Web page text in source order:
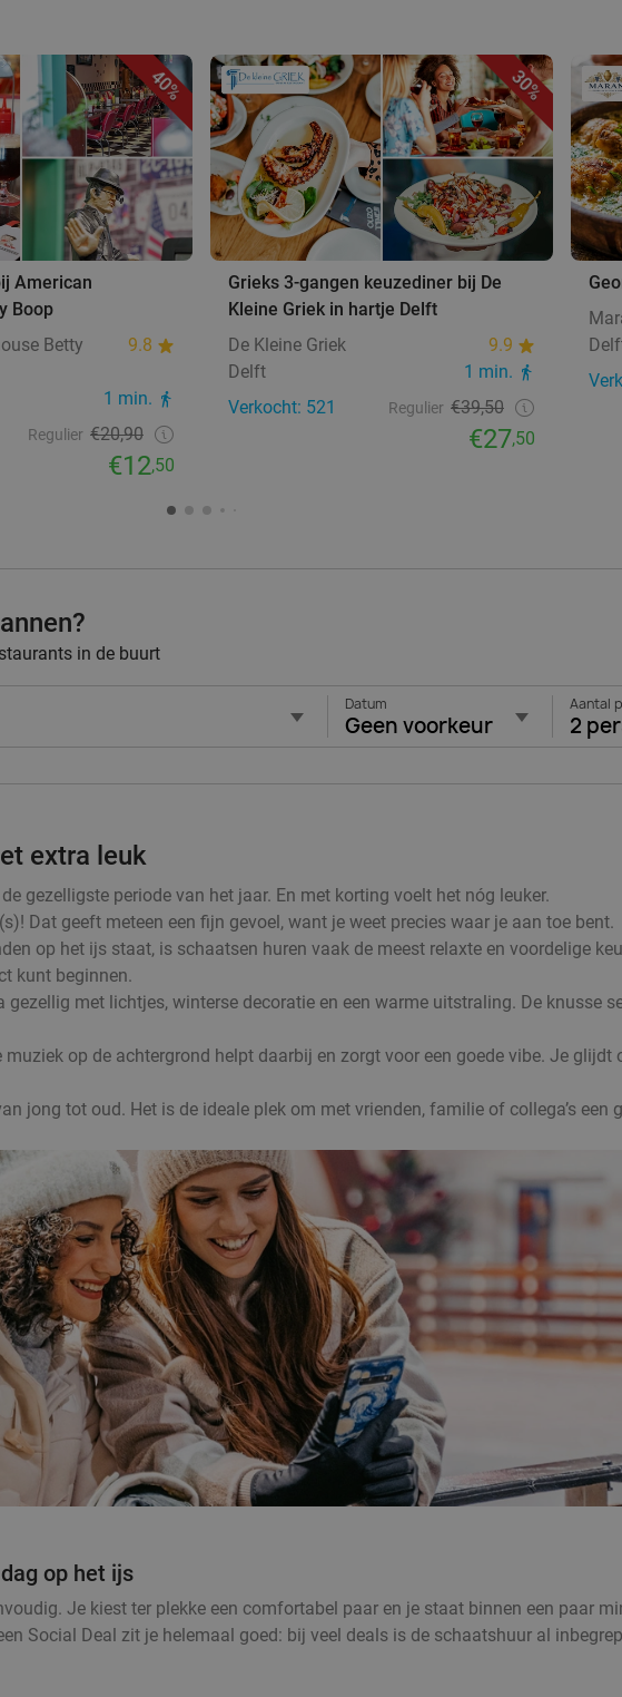
40%
American
Boop
Betty
9.8
1 min.
Regulier €20,90
€12,50
30%
Grieks 3-gangen keuzediner bij De
Kleine Griek in hartje Delft
De Kleine Griek
9.9
Delft
1 min.
Verkocht: 521
Regulier €39,50
€27,50
in de buurt
Datum
Geen voorkeur
Aantal
2
extra leuk
gezelligste periode van het jaar. En met korting voelt het nóg leuker.
Dat geeft meteen een fijn gevoel, want je weet precies waar je aan toe bent.
op het ijs staat, is schaatsen huren vaak de meest relaxte en voordelige
kunt beginnen.
met lichtjes, winterse decoratie en een warme uitstraling. De knusse
op de achtergrond helpt daarbij en zorgt voor een goede vibe. Je glijdt
jong tot oud. Het is de ideale plek om met vrienden, familie of collega’s een
op het ijs
Je kiest ter plekke een comfortabel paar en je staat binnen een paar
Social Deal zit je helemaal goed: bij veel deals is de schaatshuur al